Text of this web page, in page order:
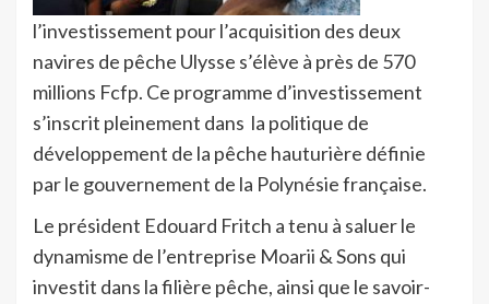
l’investissement pour l’acquisition des deux
navires de pêche Ulysse s’élève à près de 570
millions Fcfp. Ce programme d’investissement
s’inscrit pleinement dans la politique de
développement de la pêche hauturière définie
par le gouvernement de la Polynésie française.
Le président Edouard Fritch a tenu à saluer le
dynamisme de l’entreprise Moarii & Sons qui
investit dans la filière pêche, ainsi que le savoir-